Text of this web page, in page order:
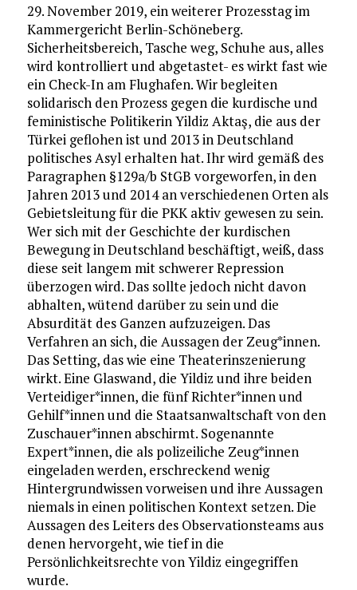
29. November 2019, ein weiterer Prozesstag im
Kammergericht Berlin-Schöneberg.
Sicherheitsbereich, Tasche weg, Schuhe aus, alles
wird kontrolliert und abgetastet- es wirkt fast wie
ein Check-In am Flughafen. Wir begleiten
solidarisch den Prozess gegen die kurdische und
feministische Politikerin Yildiz Aktaş, die aus der
Türkei geflohen ist und 2013 in Deutschland
politisches Asyl erhalten hat. Ihr wird gemäß des
Paragraphen §129a/b StGB vorgeworfen, in den
Jahren 2013 und 2014 an verschiedenen Orten als
Gebietsleitung für die PKK aktiv gewesen zu sein.
Wer sich mit der Geschichte der kurdischen
Bewegung in Deutschland beschäftigt, weiß, dass
diese seit langem mit schwerer Repression
überzogen wird. Das sollte jedoch nicht davon
abhalten, wütend darüber zu sein und die
Absurdität des Ganzen aufzuzeigen. Das
Verfahren an sich, die Aussagen der Zeug*innen.
Das Setting, das wie eine Theaterinszenierung
wirkt. Eine Glaswand, die Yildiz und ihre beiden
Verteidiger*innen, die fünf Richter*innen und
Gehilf*innen und die Staatsanwaltschaft von den
Zuschauer*innen abschirmt. Sogenannte
Expert*innen, die als polizeiliche Zeug*innen
eingeladen werden, erschreckend wenig
Hintergrundwissen vorweisen und ihre Aussagen
niemals in einen politischen Kontext setzen. Die
Aussagen des Leiters des Observationsteams aus
denen hervorgeht, wie tief in die
Persönlichkeitsrechte von Yildiz eingegriffen
wurde.